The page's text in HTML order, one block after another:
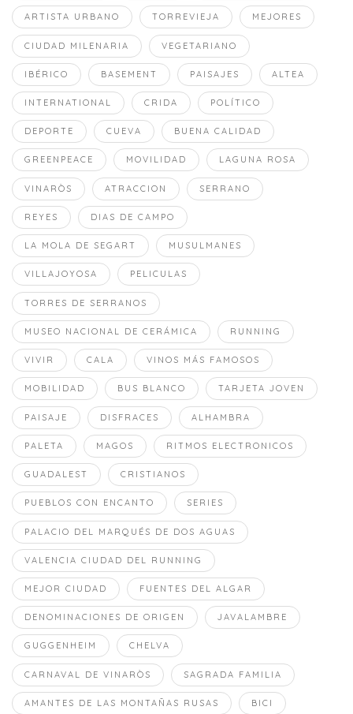
ARTISTA URBANO TORREVIEJA MEJORES
CIUDAD MILENARIA VEGETARIANO
IBÉRICO BASEMENT PAISAJES ALTEA
INTERNATIONAL CRIDA POLÍTICO
DEPORTE CUEVA BUENA CALIDAD
GREENPEACE MOVILIDAD LAGUNA ROSA
VINARÒS ATRACCION SERRANO
REYES DIAS DE CAMPO
LA MOLA DE SEGART MUSULMANES
VILLAJOYOSA PELICULAS
TORRES DE SERRANOS
MUSEO NACIONAL DE CERÁMICA RUNNING
VIVIR CALA VINOS MÁS FAMOSOS
MOBILIDAD BUS BLANCO TARJETA JOVEN
PAISAJE DISFRACES ALHAMBRA
PALETA MAGOS RITMOS ELECTRONICOS
GUADALEST CRISTIANOS
PUEBLOS CON ENCANTO SERIES
PALACIO DEL MARQUÉS DE DOS AGUAS
VALENCIA CIUDAD DEL RUNNING
MEJOR CIUDAD FUENTES DEL ALGAR
DENOMINACIONES DE ORIGEN JAVALAMBRE
GUGGENHEIM CHELVA
CARNAVAL DE VINARÒS SAGRADA FAMILIA
AMANTES DE LAS MONTAÑAS RUSAS BICI